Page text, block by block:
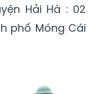
Hải Hà : 02
phố Móng Cái